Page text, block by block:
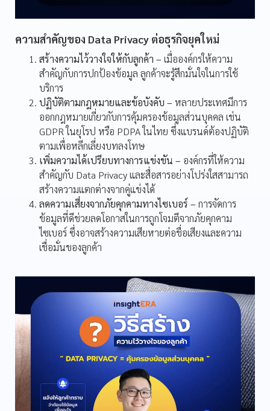
ความสำคัญของ Data Privacy ต่อธุรกิจยุคใหม่
สร้างความไว้วางใจให้กับลูกค้า – เมื่อองค์กรให้ความ
สำคัญกับการปกป้องข้อมูล ลูกค้าจะรู้สึกมั่นใจในการใช้
บริการ
ปฏิบัติตามกฎหมายและข้อบังคับ – หลายประเทศมีการ
ออกกฎหมายเกี่ยวกับการคุ้มครองข้อมูลส่วนบุคคล เช่น
GDPR ในยุโรป หรือ PDPA ในไทย ซึ่งแบรนด์ต้องปฏิบัติ
ตามเพื่อหลีกเลี่ยงบทลงโทษ
เพิ่มความได้เปรียบทางการแข่งขัน – องค์กรที่ให้ความ
สำคัญกับ Data Privacy และสื่อสารอย่างโปร่งใสสามารถ
สร้างความแตกต่างจากคู่แข่งได้
ลดความเสี่ยงจากภัยคุกคามทางไซเบอร์ – การจัดการ
ข้อมูลที่ดีช่วยลดโอกาสในการถูกโจมตีจากภัยคุกคาม
ไซเบอร์ ซึ่งอาจสร้างความเสียหายต่อชื่อเสียงและความ
เชื่อมั่นของลูกค้า